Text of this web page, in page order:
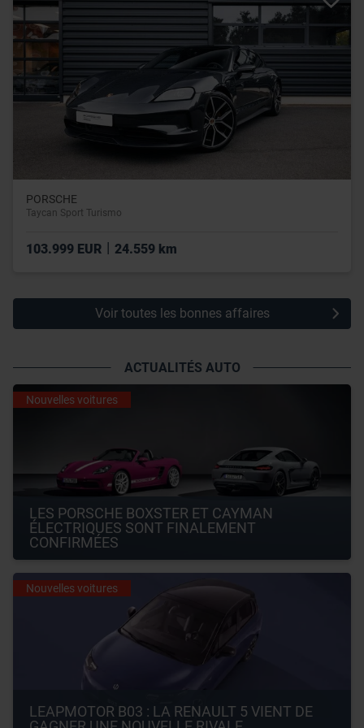
utilisation de leurs services.
PORSCHE
Taycan Sport Turismo
103.999 EUR 24.559 km
Voir toutes les bonnes affaires
ACTUALITÉS AUTO
Nouvelles voitures
LES PORSCHE BOXSTER ET CAYMAN
ÉLECTRIQUES SONT FINALEMENT
CONFIRMÉES
Nouvelles voitures
LEAPMOTOR B03 : LA RENAULT 5 VIENT DE